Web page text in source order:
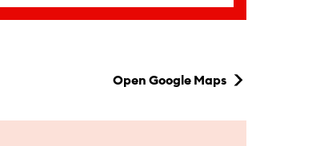
Open Google Maps